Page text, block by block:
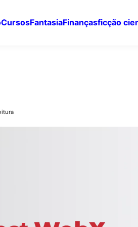
CursosFantasiaFinançasficção